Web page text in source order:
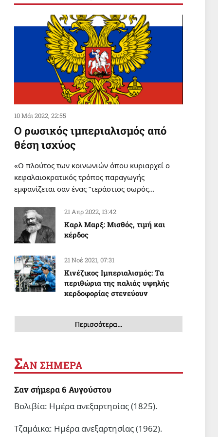
Σαν σήμερα 3 Αυγούστου
3 Αυγ 2026, 00:01
ΔΙΕΘΝΗ
Εκατομμύρια διαδήλωσαν σε
ολόκληρη την Υεμένη
υποστηρίζοντας την πολιτική
«αποκλεισμός για αποκλεισμό»
2 Αυγ 2026, 20:36
10 Μάι 2022, 22:55
Ο ρωσικός ιμπεριαλισμός από
θέση ισχύος
«Ο πλούτος των κοινωνιών όπου κυριαρχεί ο
κεφαλαιοκρατικός τρόπος παραγωγής
εμφανίζεται σαν ένας “τεράστιος σωρός…
21 Απρ 2022, 13:42
Καρλ Μαρξ: Μισθός, τιμή και
κέρδος
21 Νοέ 2021, 07:31
Κινέζικος Ιμπεριαλισμός: Tα
περιθώρια της παλιάς υψηλής
κερδοφορίας στενεύουν
Περισσότερα…
ΣΑΝ ΣΗΜΕΡΑ
Σαν σήμερα 6 Αυγούστου
Βολιβία: Ημέρα ανεξαρτησίας (1825).
Τζαμάικα: Ημέρα ανεξαρτησίας (1962).